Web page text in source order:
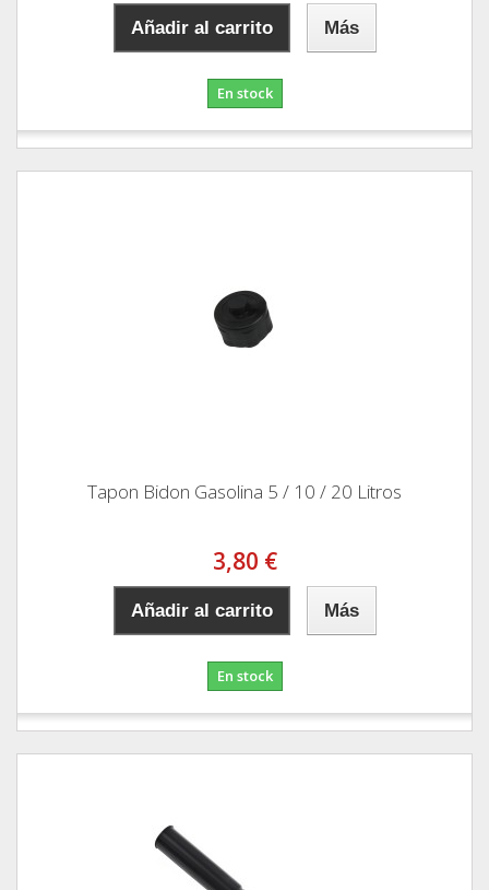
Añadir al carrito Más
En stock
Tapon Bidon Gasolina 5 / 10 / 20 Litros
3,80 €
Añadir al carrito Más
En stock